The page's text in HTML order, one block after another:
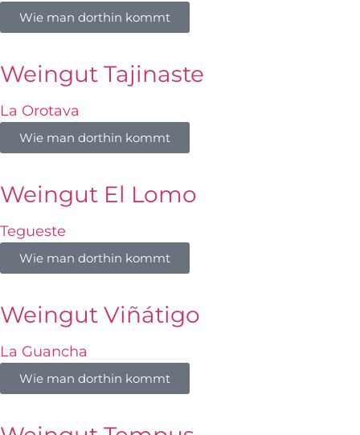
Wie man dorthin kommt
Weingut Tajinaste
La Orotava
Wie man dorthin kommt
Weingut El Lomo
Tegueste
Wie man dorthin kommt
Weingut Viñátigo
La Guancha
Wie man dorthin kommt